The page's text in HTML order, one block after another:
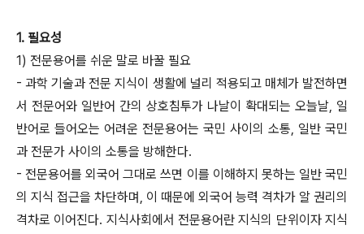
1. 필요성
1) 전문용어를 쉬운 말로 바꿀 필요
- 과학 기술과 전문 지식이 생활에 널리 적용되고 매체가 발전하면
서 전문어와 일반어 간의 상호침투가 나날이 확대되는 오늘날, 일
반어로 들어오는 어려운 전문용어는 국민 사이의 소통, 일반 국민
과 전문가 사이의 소통을 방해한다.
- 전문용어를 외국어 그대로 쓰면 이를 이해하지 못하는 일반 국민
의 지식 접근을 차단하며, 이 때문에 외국어 능력 격차가 알 권리의
격차로 이어진다. 지식사회에서 전문용어란 지식의 단위이자 지식